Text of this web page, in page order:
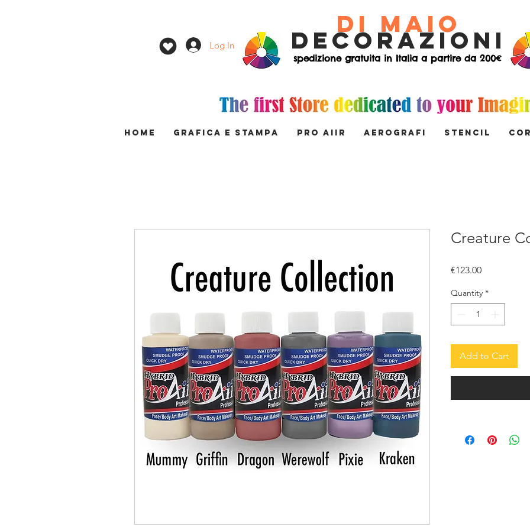
di Maio
decorazioni
Log In
spedizione gratuita in Italia a partire da 200€
HOME GRAFICA E STAMPA PRO AIIR AEROGRAFI STENCIL
Creature
€123.00Price
Quantity *
Add to Cart